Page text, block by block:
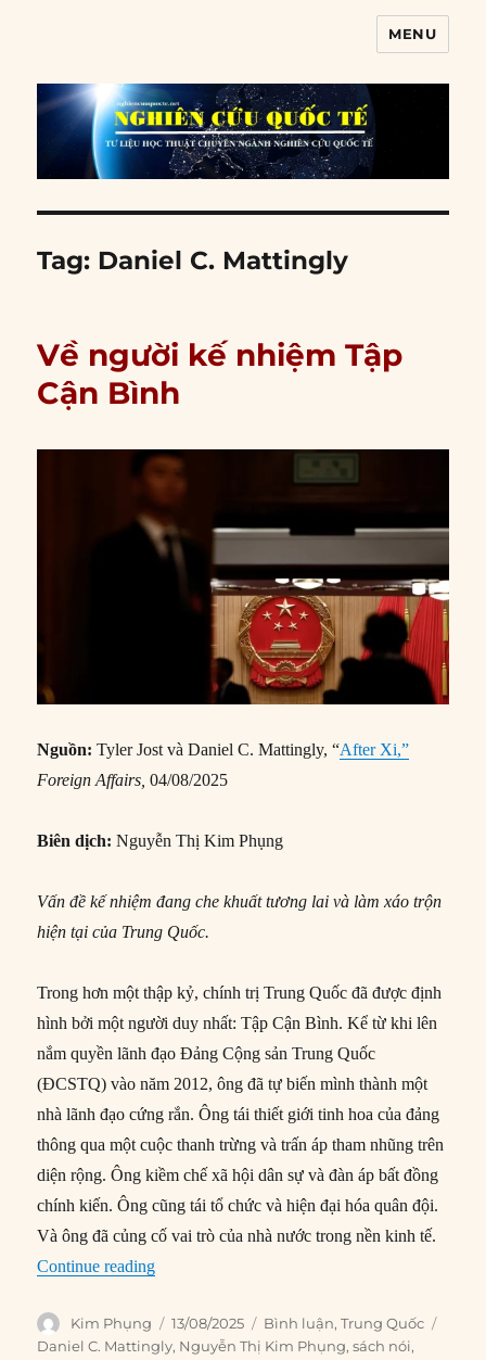
MENU
Tag: Daniel C. Mattingly
Về người kế nhiệm Tập
Cận Bình
Nguồn: Tyler Jost và Daniel C. Mattingly, “After Xi,”
Foreign Affairs, 04/08/2025
Biên dịch: Nguyễn Thị Kim Phụng
Vấn đề kế nhiệm đang che khuất tương lai và làm xáo trộn
hiện tại của Trung Quốc.
Trong hơn một thập kỷ, chính trị Trung Quốc đã được định
hình bởi một người duy nhất: Tập Cận Bình. Kể từ khi lên
nắm quyền lãnh đạo Đảng Cộng sản Trung Quốc
(ĐCSTQ) vào năm 2012, ông đã tự biến mình thành một
nhà lãnh đạo cứng rắn. Ông tái thiết giới tinh hoa của đảng
thông qua một cuộc thanh trừng và trấn áp tham nhũng trên
diện rộng. Ông kiềm chế xã hội dân sự và đàn áp bất đồng
chính kiến. Ông cũng tái tổ chức và hiện đại hóa quân đội.
Và ông đã củng cố vai trò của nhà nước trong nền kinh tế.
Continue reading“Về người kế nhiệm Tập Cận Bình”
Author
Kim Phụng
Posted
on
13/08/2025 Categories
Bình luận,Trung Quốc
Daniel C. Mattingly, Nguyễn Thị Kim Phụng,sách nói,